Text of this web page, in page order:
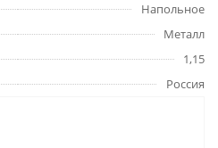
Напольное
Металл
1,15
Россия